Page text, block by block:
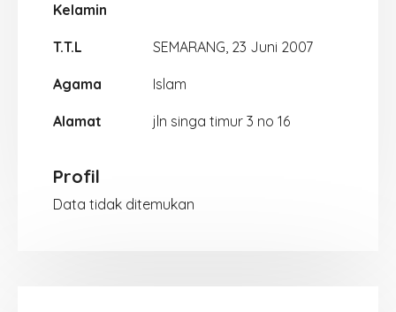
Kelamin
T.T.L SEMARANG, 23 Juni 2007
Agama Islam
Alamat jln singa timur 3 no 16
Profil
Data tidak ditemukan